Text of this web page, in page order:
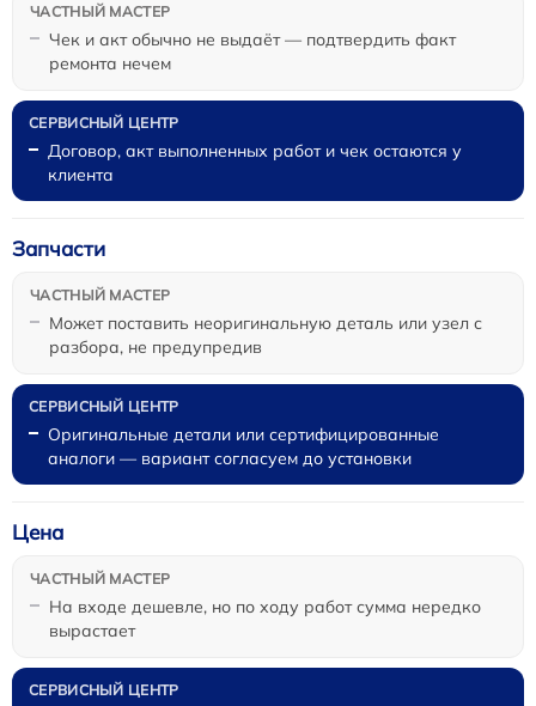
Чек и акт обычно не выдаёт — подтвердить факт
ремонта нечем
Договор, акт выполненных работ и чек остаются у
клиента
Может поставить неоригинальную деталь или узел с
разбора, не предупредив
Запчасти
Оригинальные детали или сертифицированные
аналоги — вариант согласуем до установки
На входе дешевле, но по ходу работ сумма нередко
вырастает
Цена